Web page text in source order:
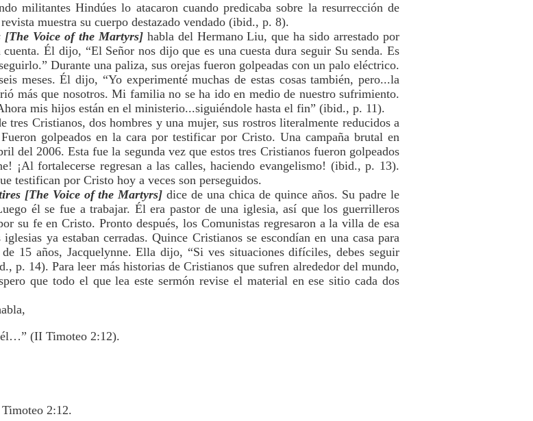
militantes Hindúes lo atacaron cuando predicaba sobre la resurrección de
muestra su cuerpo destazado vendado (ibid., p. 8).
[The Voice of the Martyrs]habla del Hermano Liu, que ha sido arrestado por
Él dijo, “El Señor nos dijo que es una cuesta dura seguir Su senda. Es
Durante una paliza, sus orejas fueron golpeadas con un palo eléctrico.
meses. Él dijo, “Yo experimenté muchas de estas cosas también, pero...la
más que nosotros. Mi familia no se ha ido en medio de nuestro sufrimiento.
mis hijos están en el ministerio...siguiéndole hasta el fin” (ibid., p. 11).
tres Cristianos, dos hombres y una mujer, sus rostros literalmente reducidos a
golpeados en la cara por testificar por Cristo. Una campaña brutal en
del 2006. Esta fue la segunda vez que estos tres Cristianos fueron golpeados
¡Al fortalecerse regresan a las calles, haciendo evangelismo! (ibid., p. 13).
testifican por Cristo hoy a veces son perseguidos.
[The Voice of the Martyrs] dice de una chica de quince años. Su padre le
él se fue a trabajar. Él era pastor de una iglesia, así que los guerrilleros
su fe en Cristo. Pronto después, los Comunistas regresaron a la villa de esa
ya estaban cerradas. Quince Cristianos se escondían en una casa para
15 años, Jacquelynne. Ella dijo, “Si ves situaciones difíciles, debes seguir
p. 14). Para leer más historias de Cristianos que sufren alrededor del mundo,
que todo el que lea este sermón revise el material en ese sitio cada dos
él…” (II Timoteo 2:12).
2:12.